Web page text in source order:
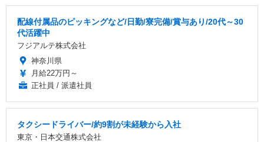
配線付属品のピッキングなど/日勤/寮完備/賞与あり/20代～30
代活躍中
フジアルテ株式会社
神奈川県
月給22万円～
正社員 / 派遣社員
タクシードライバー/約9割が未経験から入社
東京・日本交通株式会社